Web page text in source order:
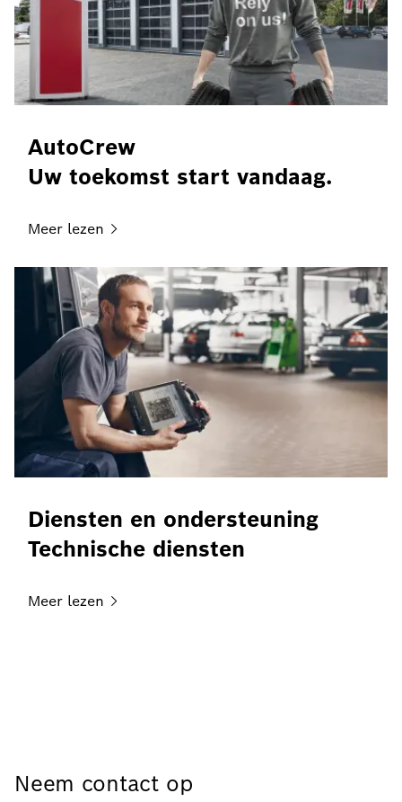
AutoCrew
Uw toekomst start vandaag.
Meer lezen
Diensten en ondersteuning
Technische diensten
Meer lezen
Neem contact op